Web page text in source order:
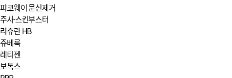
피코웨이 문신제거
주사·스킨부스터
리쥬란 HB
쥬베룩
레티젠
보톡스